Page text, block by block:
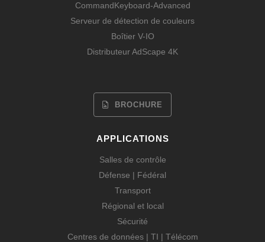
CommandKeyboard-Advanced
Serveur de détection de couleurs
Boîtier V-IO
Distributeur AdScape 4K
BROCHURE
APPLICATIONS
Salles de contrôle
Défense | Fédéral
Transport
Régional et local
Sécurité
Centres de données | TI | Télécom